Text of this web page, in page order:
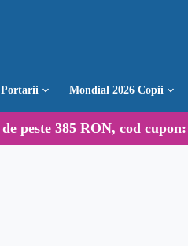
Portarii Mondial 2026 Copii
peste 385 RON, cod